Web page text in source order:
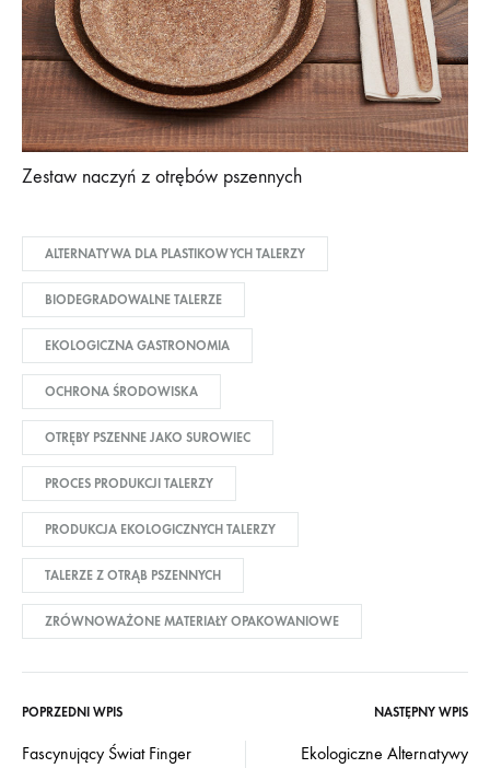
Zestaw naczyń z otrębów pszennych
ALTERNATYWA DLA PLASTIKOWYCH TALERZY
BIODEGRADOWALNE TALERZE
EKOLOGICZNA GASTRONOMIA
OCHRONA ŚRODOWISKA
OTRĘBY PSZENNE JAKO SUROWIEC
PROCES PRODUKCJI TALERZY
PRODUKCJA EKOLOGICZNYCH TALERZY
TALERZE Z OTRĄB PSZENNYCH
ZRÓWNOWAŻONE MATERIAŁY OPAKOWANIOWE
Post
POPRZEDNI WPIS NASTĘPNY WPIS
Fascynujący Świat Finger
Ekologiczne Alternatywy